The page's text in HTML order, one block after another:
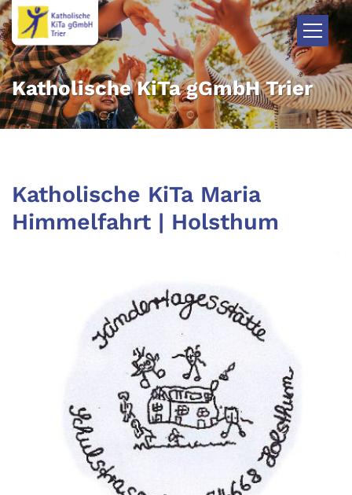
Zum Inhalt springen
Katholische KiTa gGmbH Trier
Katholische KiTa Maria
Himmelfahrt | Holsthum